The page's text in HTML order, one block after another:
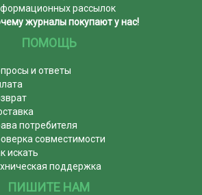
рассылок
журналы покупают у нас!
ПОМОЩЬ
и ответы
потребителя
совместимости
искать
поддержка
ПИШИТЕ НАМ